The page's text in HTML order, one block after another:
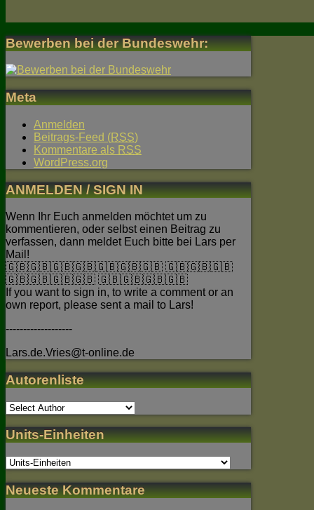
Bewerben bei der Bundeswehr:
Meta
Anmelden
Beitrags-Feed (RSS)
Kommentare als RSS
WordPress.org
ANMELDEN / SIGN IN
Wenn Ihr Euch anmelden möchtet um zu
kommentieren, oder selbst einen Beitrag zu
verfassen, dann meldet Euch bitte bei Lars per
Mail!
🇬🇧🇬🇧🇬🇧🇬🇧🇬🇧🇬🇧🇬🇧 🇬🇧🇬🇧🇬🇧
🇬🇧🇬🇧🇬🇧🇬🇧 🇬🇧🇬🇧🇬🇧🇬🇧
If you want to sign in, to write a comment or an
own report, please sent a mail to Lars!
-------------------
Lars.de.Vries@t-online.de
Autorenliste
Units-Einheiten
Neueste Kommentare